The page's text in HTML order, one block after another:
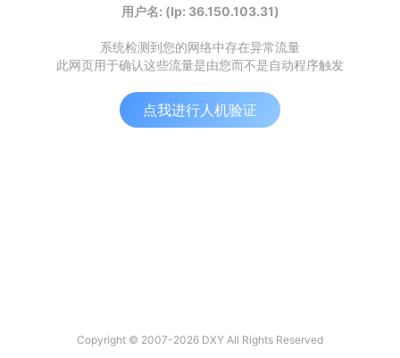
用户名: (Ip: 36.150.103.31)
系统检测到您的网络中存在异常流量
此网页用于确认这些流量是由您而不是自动程序触发
点我进行人机验证
Copyright © 2007-2026 DXY All Rights Reserved